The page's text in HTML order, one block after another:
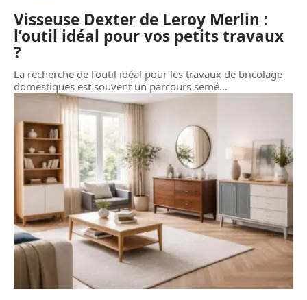
Visseuse Dexter de Leroy Merlin :
l’outil idéal pour vos petits travaux
?
La recherche de l'outil idéal pour les travaux de bricolage
domestiques est souvent un parcours semé…